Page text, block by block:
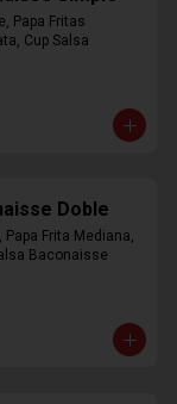
Papa Fritas
Cup Salsa
Doble
Frita Mediana,
Baconaisse